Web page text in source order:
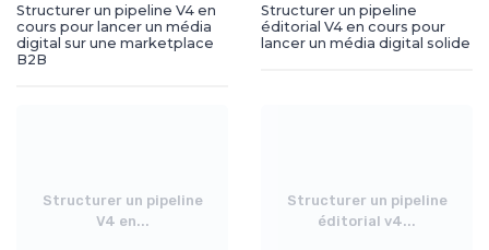
Structurer un pipeline V4 en
cours pour lancer un média
digital sur une marketplace
B2B
Structurer un pipeline
éditorial V4 en cours pour
lancer un média digital solide
Structurer un pipeline
V4 en...
Structurer un pipeline
éditorial v4...